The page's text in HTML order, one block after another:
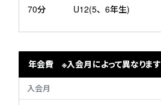
70分 U12(5、6年生)
年会費 ※入会月によって異なります
入会月